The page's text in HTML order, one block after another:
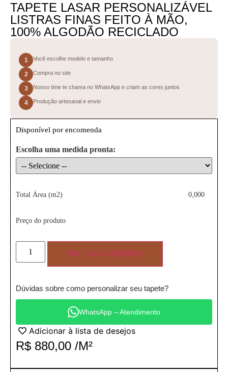
TAPETE LASAR PERSONALIZÁVEL
LISTRAS FINAS FEITO À MÃO,
100% ALGODÃO RECICLADO
1 Você escolhe modelo e tamanho
2 Compra no site
3 Nosso time te chama no WhatsApp e criam as cores juntos
4 Produção artesanal e envio
Disponível por encomenda
Escolha uma medida pronta:
Total Área (m2) 0,000
Preço do produto
ADC AO CARRINHO
Dúvidas sobre como personalizar seu tapete?
WhatsApp – Atendimento
Adicionar à lista de desejos
R$ 880,00 /M²